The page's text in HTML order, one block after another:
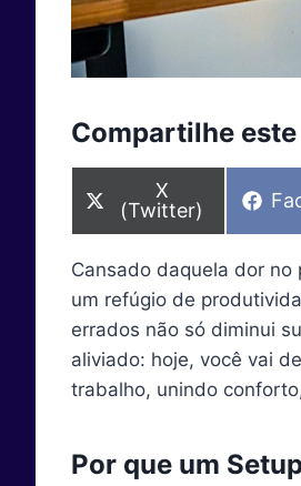
Compartilhe
S
h
a
e
o
n
X
(Twitter)
S
a
r
e
o
n
Cansado daquela dor
um refúgio de
errados não só diminui
aliviado: hoje, você vai
trabalho, unindo
Por que um